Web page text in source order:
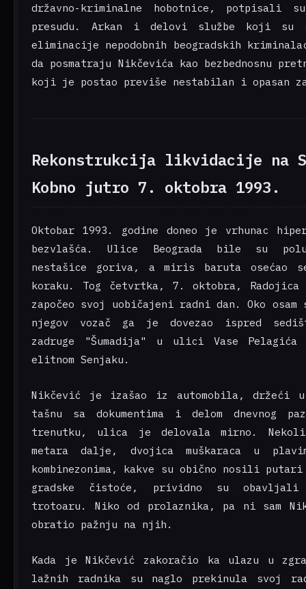
državno-kriminalne hobotnice, potpisali
presudu. Arkan i delovi službe koji
eliminacije nepodobnih beogradskih
da posmatraju Nikčevića kao bezbednosnu
koji je postao previše nestabilan i opasan
Rekonstrukcija likvidacije na
Kobno jutro 7. oktobra 1993.
Oktobar 1993. godine doneo je vrhunac
bezvlašća. Ulice Beograda bile su
nestašice goriva, a miris baruta osećao
koraku. Tog četvrtka, 7. oktobra,
započeo svoj uobičajeni radni dan. Oko
njegov vozač ga je dovezao ispred
zadruge "Šumadija" u ulici Vase
elitnom Senjaku.
Nikčević je izašao iz automobila, držeći
tašnu sa dokumentima i delom dnevnog
trenutku, ulica je delovala mirno.
metara dalje, dvojica muškaraca u
kombinezonima, kakve su obično nosili
gradske čistoće, prividno su obavljali
trotoaru. Niko od prolaznika, pa ni sam
obratio pažnju na njih.
Kada je Nikčević zakoračio ka ulazu u
lažnih radnika su naglo prekinula svoj